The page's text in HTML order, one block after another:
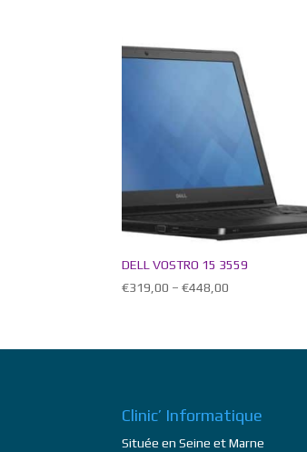
DELL VOSTRO 15 3559
€319,00 –€448,00
Clinic’ Informatique
Située en Seine et Marne